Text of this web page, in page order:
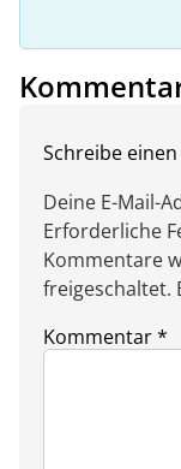
Schreibe
Deine E-Mail-
Erforderliche
Kommentare
freigeschaltet.
Kommentar*